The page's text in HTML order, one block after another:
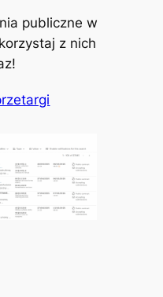
publiczne w
z nich